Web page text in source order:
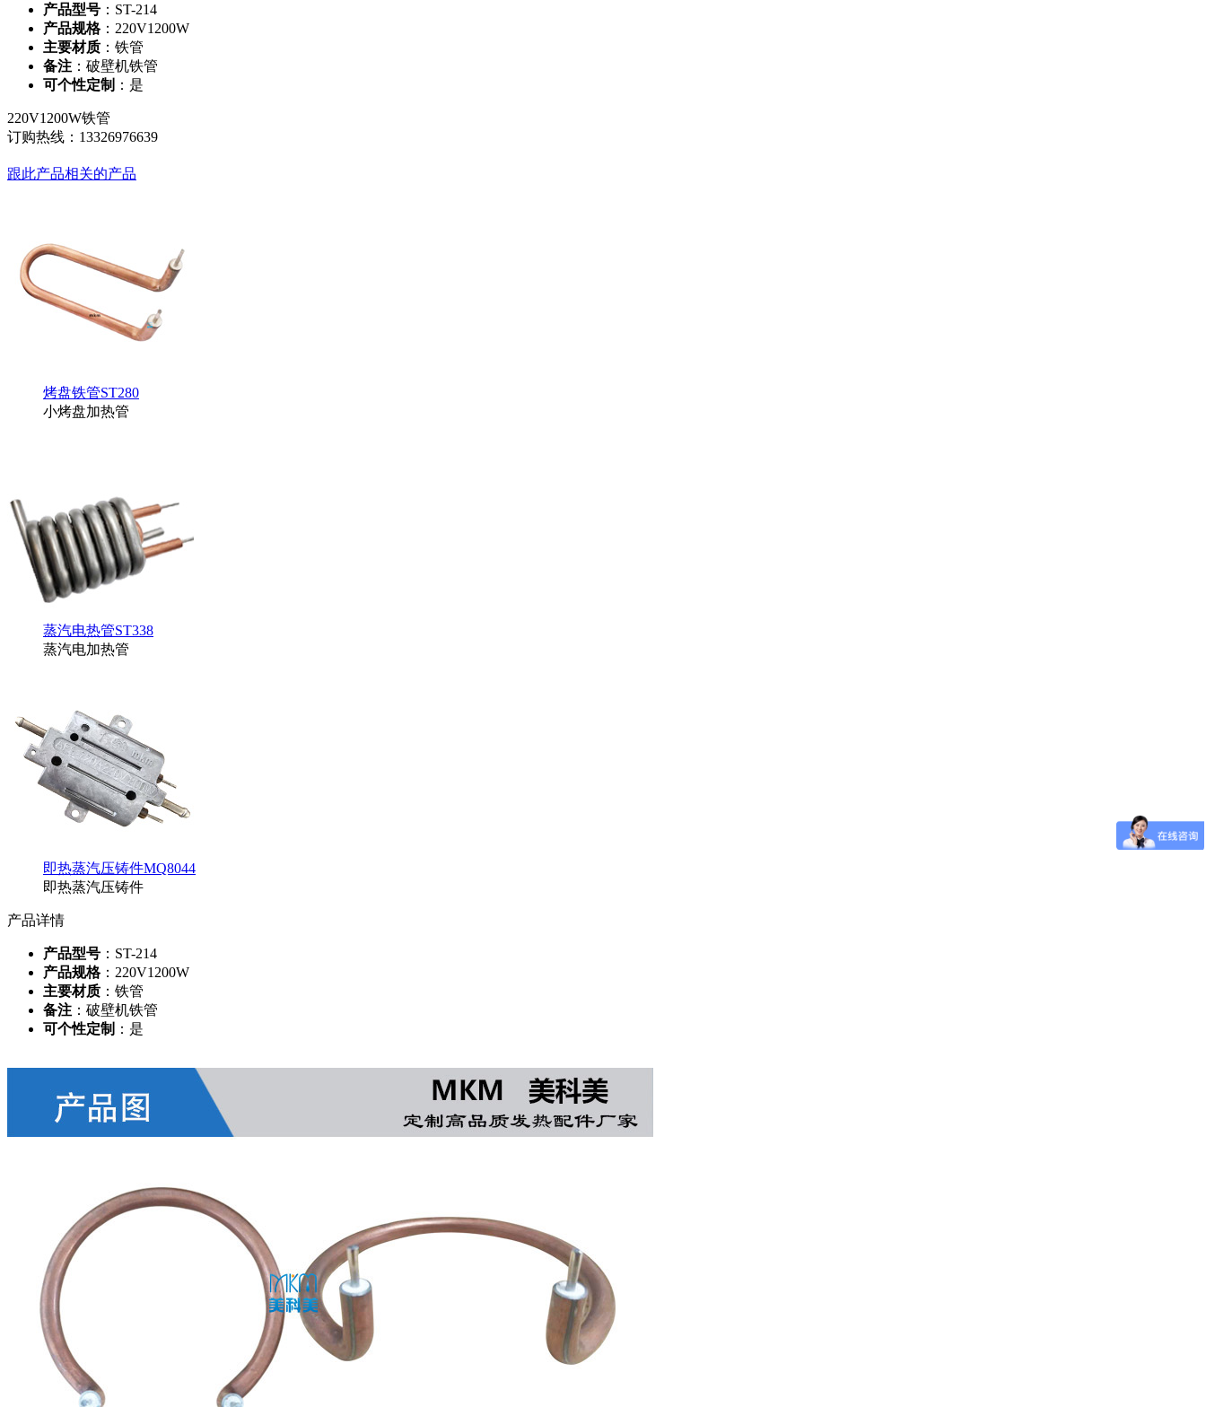
产品型号 ：ST-214
产品规格：220V1200W
主要材质 ：铁管
备注 ：破壁机铁管
可个性定制 ：是
220V1200W铁管
订购热线： 13326976639
跟此产品相关的产品
烤盘铁管ST280
小烤盘加热管
蒸汽电热管ST338
蒸汽电加热管
即热蒸汽压铸件MQ8044
即热蒸汽压铸件
产品详情
产品型号 ：ST-214
产品规格：220V1200W
主要材质 ：铁管
备注 ：破壁机铁管
可个性定制 ：是